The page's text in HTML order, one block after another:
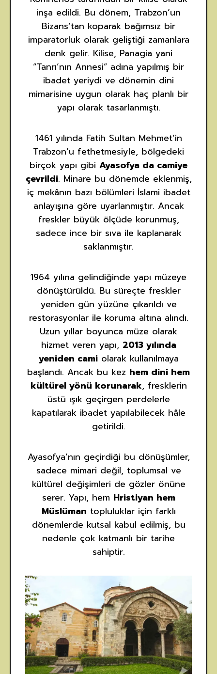
inşa edildi. Bu dönem, Trabzon’un
Bizans’tan koparak bağımsız bir
imparatorluk olarak geliştiği zamanlara
denk gelir. Kilise, Panagia yani
“Tanrı’nın Annesi” adına yapılmış bir
ibadet yeriydi ve dönemin dini
mimarisine uygun olarak haç planlı bir
yapı olarak tasarlanmıştı.
1461 yılında Fatih Sultan Mehmet’in
Trabzon’u fethetmesiyle, bölgedeki
birçok yapı gibi Ayasofya da camiye
çevrildi. Minare bu dönemde eklenmiş,
iç mekânın bazı bölümleri İslami ibadet
anlayışına göre uyarlanmıştır. Ancak
freskler büyük ölçüde korunmuş,
sadece ince bir sıva ile kaplanarak
saklanmıştır.
1964 yılına gelindiğinde yapı müzeye
dönüştürüldü. Bu süreçte freskler
yeniden gün yüzüne çıkarıldı ve
restorasyonlar ile koruma altına alındı.
Uzun yıllar boyunca müze olarak
hizmet veren yapı, 2013 yılında
yeniden camiolarak kullanılmaya
başlandı. Ancak bu kez hem dini hem
kültürel yönü korunarak, fresklerin
üstü ışık geçirgen perdelerle
kapatılarak ibadet yapılabilecek hâle
getirildi.
Ayasofya’nın geçirdiği bu dönüşümler,
sadece mimari değil, toplumsal ve
kültürel değişimleri de gözler önüne
serer. Yapı, hem Hristiyan hem
Müslüman topluluklar için farklı
dönemlerde kutsal kabul edilmiş, bu
nedenle çok katmanlı bir tarihe
sahiptir.